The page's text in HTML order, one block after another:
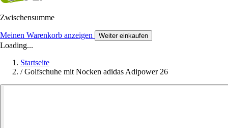
Zwischensumme
Meinen Warenkorb anzeigen Weiter einkaufen
Loading...
Startseite
/ Golfschuhe mit Nocken adidas Adipower 26